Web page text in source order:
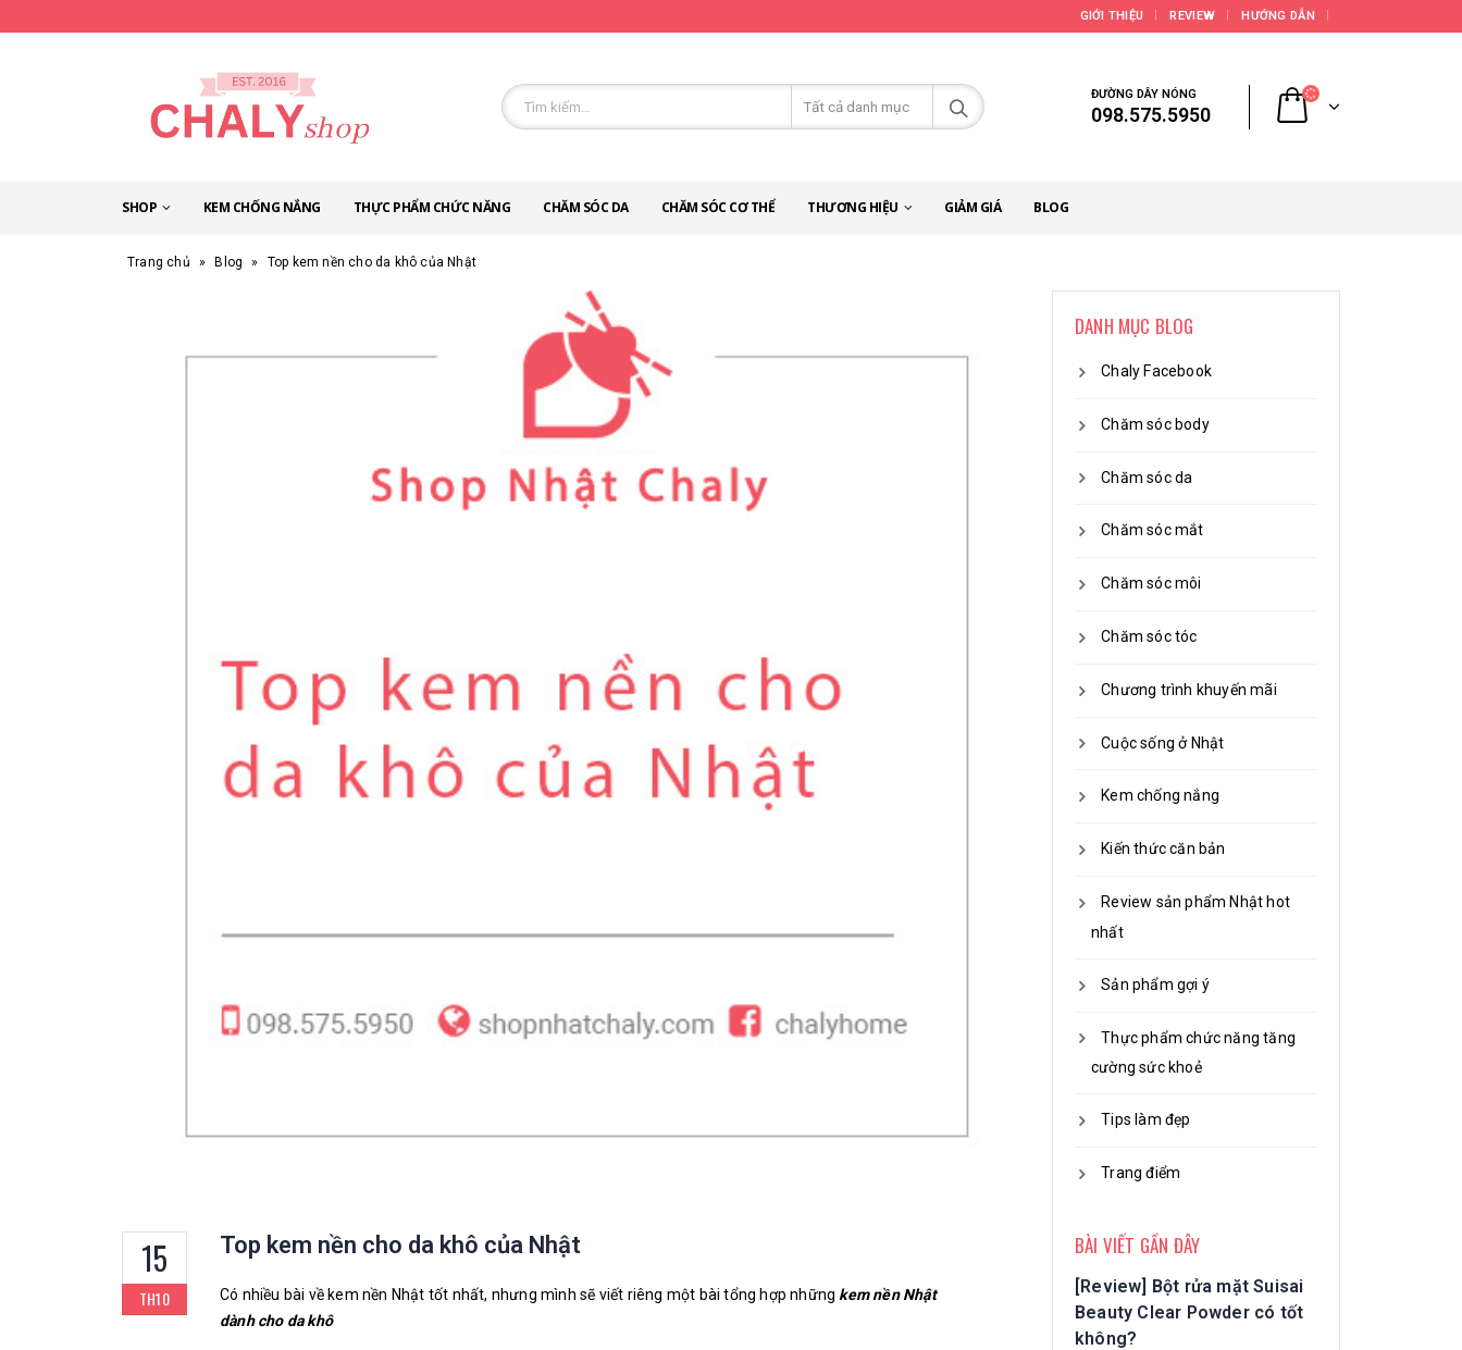
GIỚI THIỆU REVIEW HƯỚNG DẪN
ĐƯỜNG DÂY NÓNG
098.575.5950
SHOP KEM CHỐNG NẮNG THỰC PHẨM CHỨC NĂNG CHĂM SÓC DA CHĂM SÓC CƠ THỂ THƯƠNG HIỆU GIẢM GIÁ BLOG
Trang chủ » Blog » Top kem nền cho da khô của Nhật
15
TH10
Top kem nền cho da khô của Nhật
Có nhiều bài về kem nền Nhật tốt nhất, nhưng mình sẽ viết riêng một bài tổng hợp những kem nền Nhật
dành cho da khô
DANH MỤC BLOG
Chaly Facebook
Chăm sóc body
Chăm sóc da
Chăm sóc mắt
Chăm sóc môi
Chăm sóc tóc
Chương trình khuyến mãi
Cuộc sống ở Nhật
Kem chống nắng
Kiến thức căn bản
Review sản phẩm Nhật hot
nhất
Sản phẩm gợi ý
Thực phẩm chức năng tăng
cường sức khoẻ
Tips làm đẹp
Trang điểm
BÀI VIẾT GẦN ĐÂY
[Review] Bột rửa mặt Suisai
Beauty Clear Powder có tốt
không?